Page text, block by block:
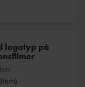
logotyp på